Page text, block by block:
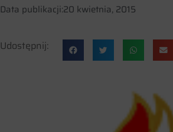
Data publikacji:20 kwietnia, 2015
Udostępnij: